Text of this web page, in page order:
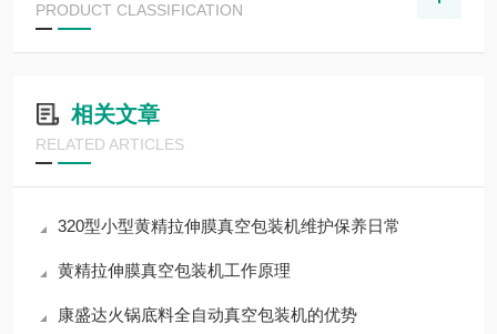
PRODUCT CLASSIFICATION
相关文章
RELATED ARTICLES
320型小型黄精拉伸膜真空包装机维护保养日常
黄精拉伸膜真空包装机工作原理
康盛达火锅底料全自动真空包装机的优势